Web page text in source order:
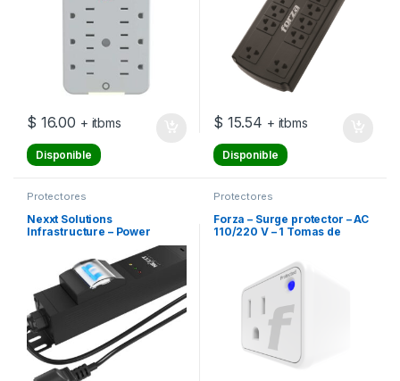
$ 16.00 + itbms
Disponible
$ 15.54 + itbms
Disponible
Protectores
Nexxt Solutions
Infrastructure – Power
distribution unit expansion
module – Rack-mountable –
AC 110-125 V – 12 Tomas de
Corriente – NEMA 5-15
Vertical
Protectores
Forza – Surge protector – AC
110/220 V – 1 Tomas de